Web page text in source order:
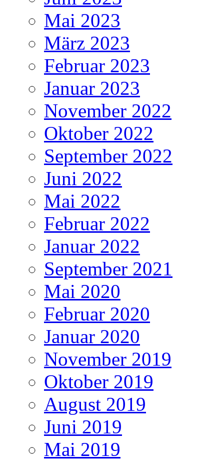
Mai 2023
März 2023
Februar 2023
Januar 2023
November 2022
Oktober 2022
September 2022
Juni 2022
Mai 2022
Februar 2022
Januar 2022
September 2021
Mai 2020
Februar 2020
Januar 2020
November 2019
Oktober 2019
August 2019
Juni 2019
Mai 2019